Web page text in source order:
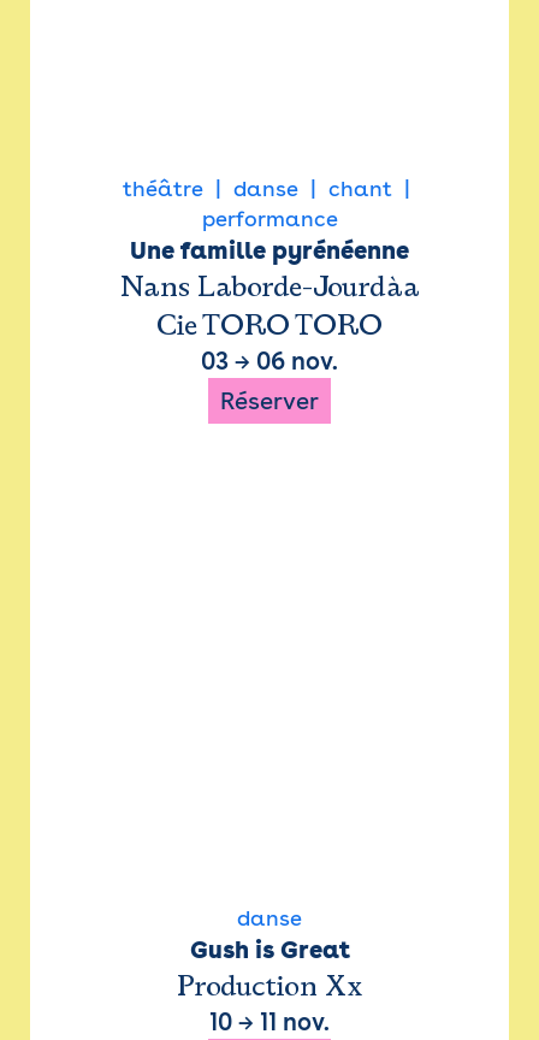
théâtre danse
chant
performance
Une famille pyrénéenne
Nans Laborde-Jourdàa
Cie TORO TORO
03 → 06 nov.
Réserver
danse
Gush is Great
Production Xx
10 → 11 nov.